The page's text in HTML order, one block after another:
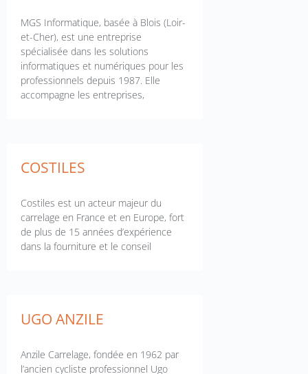
MGS Informatique, basée à Blois (Loir-
et-Cher), est une entreprise
spécialisée dans les solutions
informatiques et numériques pour les
professionnels depuis 1987. Elle
accompagne les entreprises,
COSTILES
Costiles est un acteur majeur du
carrelage en France et en Europe, fort
de plus de 15 années d’expérience
dans la fourniture et le conseil
UGO ANZILE
Anzile Carrelage, fondée en 1962 par
l’ancien cycliste professionnel Ugo